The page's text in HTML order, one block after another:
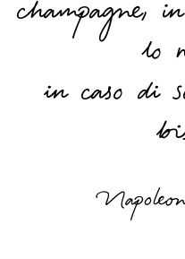
champagne,
lo
in caso di